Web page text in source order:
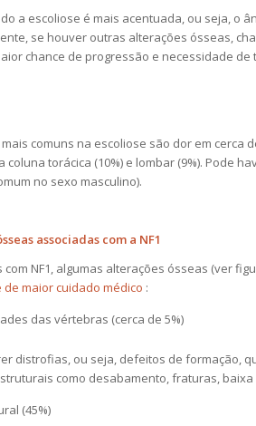
a escoliose é mais acentuada, ou seja, o
se houver outras alterações ósseas,
chance de progressão e necessidade de
comuns na escoliose são dor em cerca
coluna torácica (10%) e lombar (9%). Pode
no sexo masculino).
associadas com a NF1
com NF1, algumas alterações ósseas (ver
maior cuidado médico :
das vértebras (cerca de 5%)
distrofias, ou seja, defeitos de formação,
como desabamento, fraturas,
(45%)